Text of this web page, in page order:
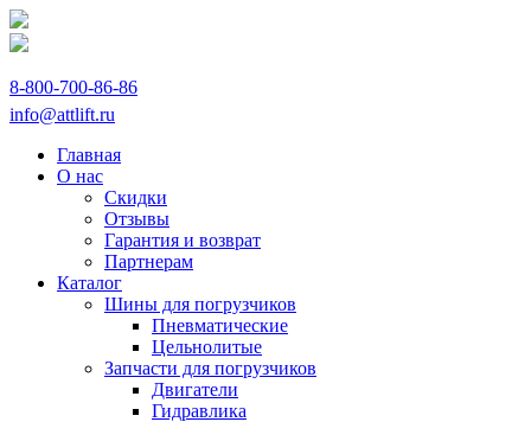
8-800-700-86-86
info@attlift.ru
Главная
О нас
Скидки
Отзывы
Гарантия и возврат
Партнерам
Каталог
Шины для погрузчиков
Пневматические
Цельнолитые
Запчасти для погрузчиков
Двигатели
Гидравлика